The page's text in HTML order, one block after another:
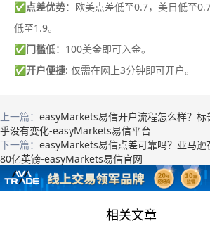
✅点差优势：欧美点差低至0.7，美日低至
低至1.9。
✅门槛低：100美金即可入金。
✅开户便捷: 仅需在网上3分钟即可开户。
上一篇： easyMarkets易信开户流程怎么样？标
乎没有变化-easyMarkets易信平台
下一篇： easyMarkets易信点差可靠吗？亚马逊
80亿英镑-easyMarkets易信官网
相关文章